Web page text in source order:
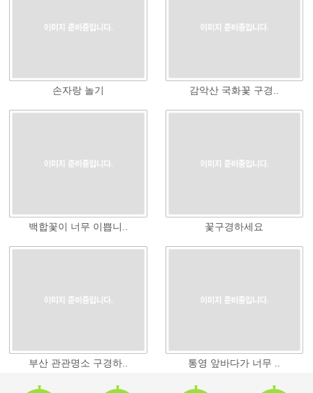
손자랑 놀기 감악산 국화꽃 구경..
백합꽃이 너무 이쁩니.. 꽃구경하세요
부산 관관명소 구경하.. 통영 앞바다가 너무 ..